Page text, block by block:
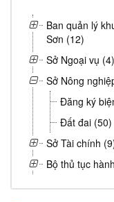
Ban quản lý
Sơn (12)
Sở Ngoại vụ (4)
Sở Nông
Đăng ký
Đất đai (50)
Sở Tài chính
Bộ thủ tục